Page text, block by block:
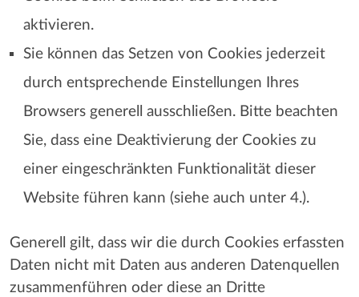
aktivieren.
Sie können das Setzen von Cookies jederzeit
durch entsprechende Einstellungen Ihres
Browsers generell ausschließen. Bitte beachten
Sie, dass eine Deaktivierung der Cookies zu
einer eingeschränkten Funktionalität dieser
Website führen kann (siehe auch unter 4.).
Generell gilt, dass wir die durch Cookies erfassten
Daten nicht mit Daten aus anderen Datenquellen
zusammenführen oder diese an Dritte